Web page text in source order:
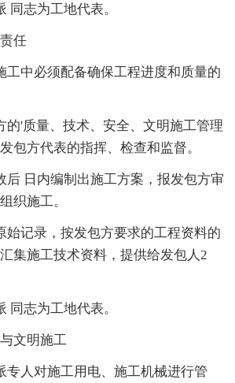
同志为工地代表。
任
工中必须配备确保工程进度和质量的
的'质量、技术、安全、文明施工管理
包方代表的指挥、检查和监督。
后 日内编制出施工方案，报发包方审
织施工。
始记录，按发包方要求的工程资料的
集施工技术资料，提供给发包人2
同志为工地代表。
文明施工
专人对施工用电、施工机械进行管